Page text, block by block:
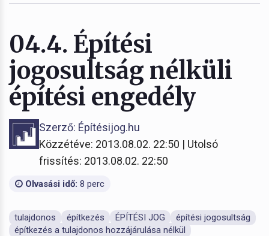
04.4. Építési
jogosultság nélküli
építési engedély
Szerző: Építésijog.hu
Közzétéve: 2013.08.02. 22:50 | Utolsó
frissítés: 2013.08.02. 22:50
Olvasási idő: 8 perc
tulajdonos építkezés ÉPÍTÉSI JOG
építési jogosultság
építkezés a tulajdonos hozzájárulása nélkül